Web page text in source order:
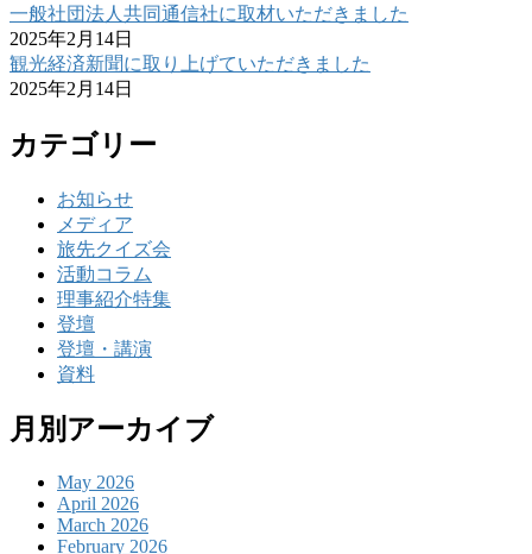
一般社団法人共同通信社に取材いただきました
2025年2月14日
観光経済新聞に取り上げていただきました
2025年2月14日
カテゴリー
お知らせ
メディア
旅先クイズ会
活動コラム
理事紹介特集
登壇
登壇・講演
資料
月別アーカイブ
May 2026
April 2026
March 2026
February 2026